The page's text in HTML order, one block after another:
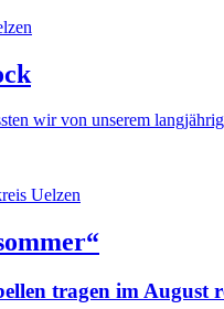
wir von unserem
Uelzen
tragen im August